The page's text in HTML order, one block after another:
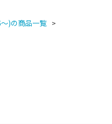
)の商品一覧